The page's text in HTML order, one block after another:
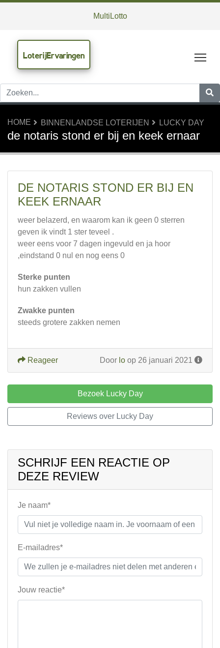
MultiLotto
LoterijErvaringen
HOME BINNENLANDSE LOTERIJEN LUCKY DAY
de notaris stond er bij en keek ernaar
DE NOTARIS STOND ER BIJ EN
KEEK ERNAAR
weer belazerd, en waarom kan ik geen 0 sterren
geven ik vindt 1 ster teveel .
weer eens voor 7 dagen ingevuld en ja hoor
,eindstand 0 nul en nog eens 0
Sterke punten
hun zakken vullen
Zwakke punten
steeds grotere zakken nemen
Door lo op 26 januari 2021
Reageer
Bezoek Lucky Day
Reviews over Lucky Day
SCHRIJF EEN REACTIE OP
DEZE REVIEW
Je naam*
E-mailadres*
Jouw reactie*